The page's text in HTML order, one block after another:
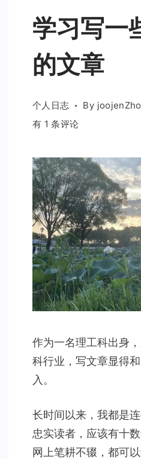
学习写一
的文章
个人日志 By
学
写
一
些
人
文
类
的
文
章
有 1 条评论
作为一名理工科出身
科行业，写文章显得
入。
长时间以来，我都是
忠实读者，应该有十
网上笔耕不辍，都可